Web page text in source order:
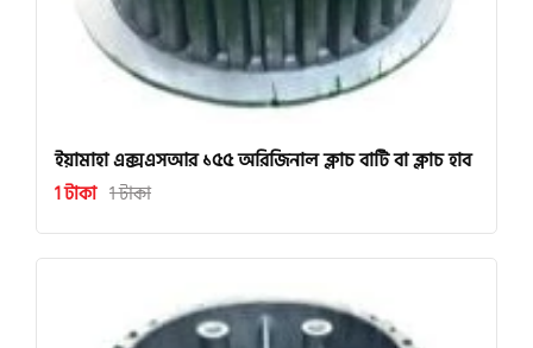
ইয়ামাহা এক্সএসআর ১৫৫ অরিজিনাল ক্লাচ বাটি বা ক্লাচ হাব
1 টাকা 1 টাকা